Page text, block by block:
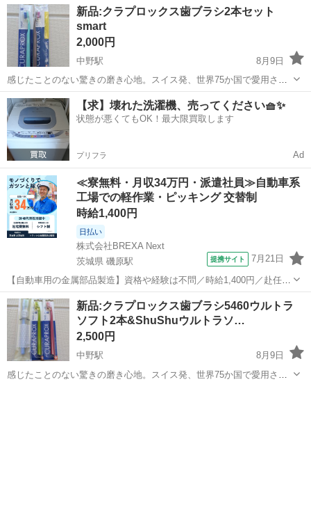
東京 港区 竹芝駅 その他 グッピー
新品:クラプロックス歯ブラシ2本セット
smart
2,000円
中野駅
8月9日
感じたことのない驚きの磨き心地。スイス発、世界75か国で愛用され
るオーラルケアブランド。 贅沢なオーラルケアタイムを実現。 smart
は口が小さめの方にお勧めのヘッドがやや小さめのサイズです。 歯
科医、歯科衛生士推奨品
東京 中野区 中野駅 その他 歯ブラシ
【求】壊れた洗濯機、売ってください🧺✨
状態が悪くてもOK！最大限買取します
プリフラ Ad
≪寮無料・月収34万円・派遣社員≫自動車系
工場での軽作業・ピッキング 交替制
時給1,400円
日払い
株式会社BREXA Next
茨城県 磯原駅
提携サイト 7月21日
【自動車用の金属部品製造】資格や経験は不問／時給1,400円／赴任旅
費会社負担／正社員登用のチャンスあり／食堂利用可能／マイカー通
勤OK《茨城県茨城市》 人気の工場のお仕事 ◇トラックの金属部品の
製造◇ ★トラックの金属...
茨城 北茨城市 磯原駅 その他
新品:クラプロックス歯ブラシ5460ウルトラ
ソフト2本&ShuShuウルトラソ…
2,500円
中野駅
8月9日
感じたことのない驚きの磨き心地。スイス発、世界75か国で愛用され